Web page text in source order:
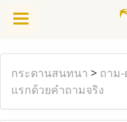
กระดานสนทนา > ถาม
แรกด้วยคำถามจริง